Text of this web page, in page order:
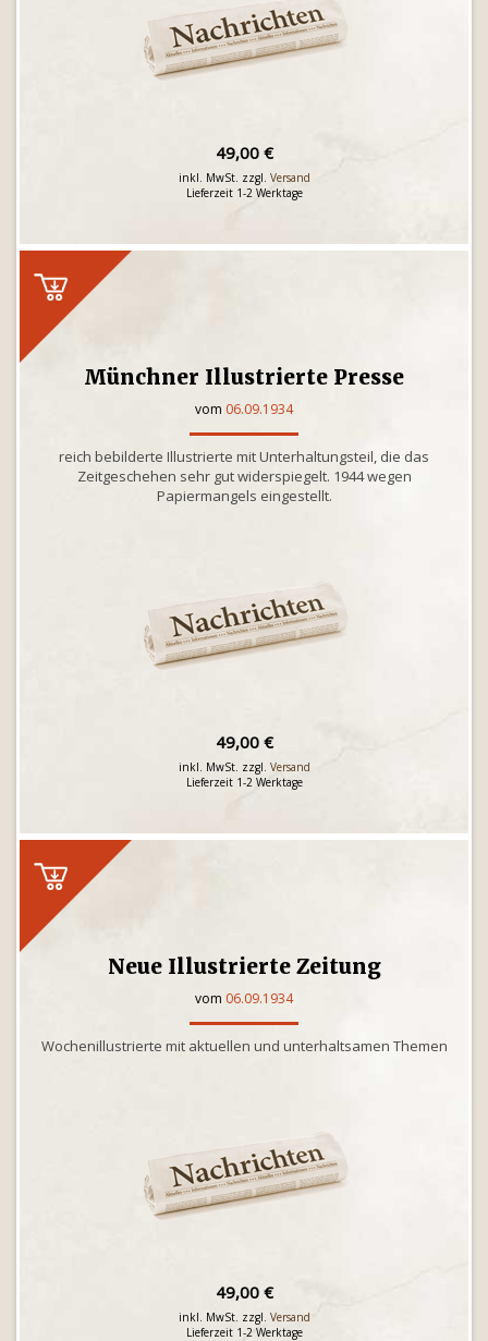
49,00 €
inkl. MwSt. zzgl. Versand
Lieferzeit 1-2 Werktage
Münchner Illustrierte Presse
vom 06.09.1934
reich bebilderte Illustrierte mit Unterhaltungsteil, die das
Zeitgeschehen sehr gut widerspiegelt. 1944 wegen
Papiermangels eingestellt.
49,00 €
inkl. MwSt. zzgl. Versand
Lieferzeit 1-2 Werktage
Neue Illustrierte Zeitung
vom 06.09.1934
Wochenillustrierte mit aktuellen und unterhaltsamen Themen
49,00 €
inkl. MwSt. zzgl. Versand
Lieferzeit 1-2 Werktage